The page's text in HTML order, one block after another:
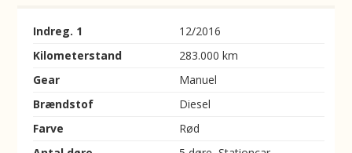
Indreg. 1
12/2016
Kilometerstand
283.000 km
Gear
Manuel
Brændstof
Diesel
Farve
Rød